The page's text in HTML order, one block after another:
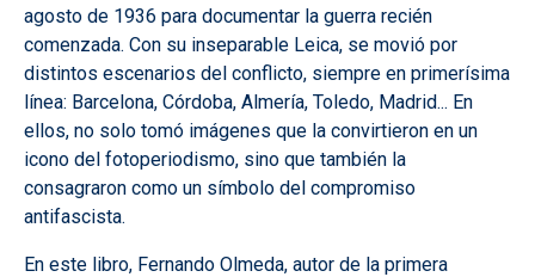
agosto de 1936 para documentar la guerra recién
comenzada. Con su inseparable Leica, se movió por
distintos escenarios del conflicto, siempre en primerísima
línea: Barcelona, Córdoba, Almería, Toledo, Madrid... En
ellos, no solo tomó imágenes que la convirtieron en un
icono del fotoperiodismo, sino que también la
consagraron como un símbolo del compromiso
antifascista.
En este libro, Fernando Olmeda, autor de la primera